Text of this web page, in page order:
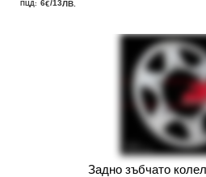
6€/13ЛВ.
Задно зъбчато